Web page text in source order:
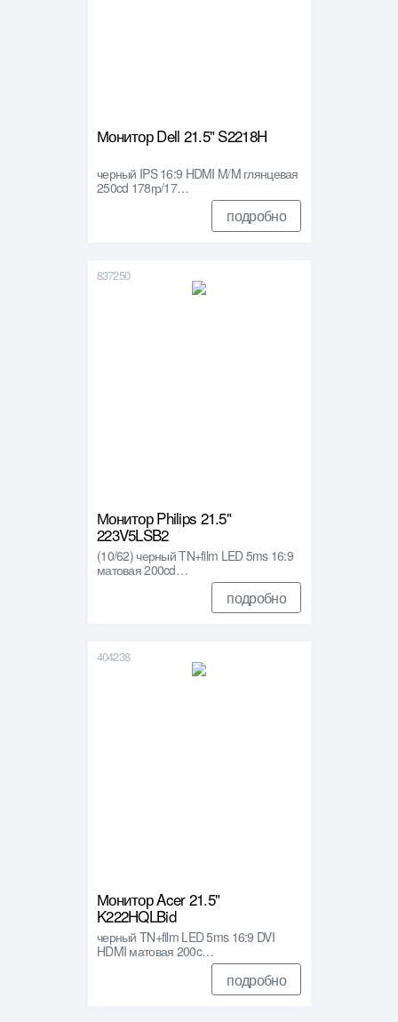
Монитор Dell 21.5" S2218H
черный IPS 16:9 HDMI M/M глянцевая
250cd 178гр/17…
подробно
837250
Монитор Philips 21.5"
223V5LSB2
(10/62) черный TN+film LED 5ms 16:9
матовая 200cd…
подробно
404238
Монитор Acer 21.5"
K222HQLBid
черный TN+film LED 5ms 16:9 DVI
HDMI матовая 200c…
подробно